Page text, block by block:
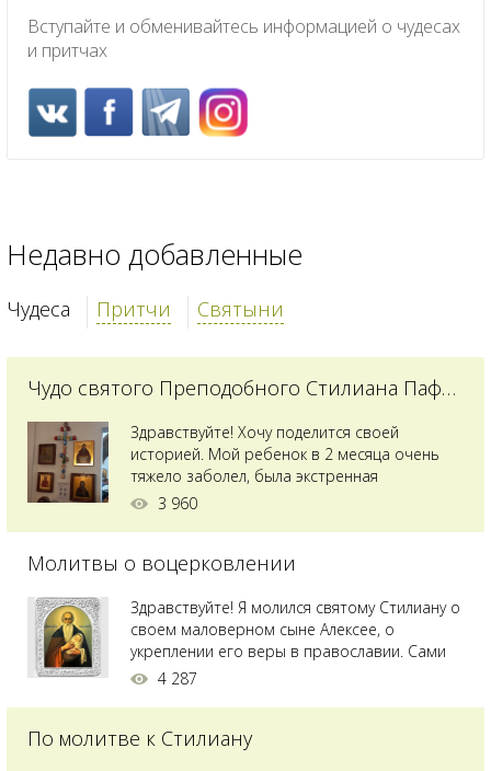
Вступайте и обменивайтесь информацией о чудесах
и притчах
Недавно добавленные
Чудеса Притчи Святыни
Чудо святого Преподобного Стилиана Пафлагонского
Здравствуйте! Хочу поделится своей
историей. Мой ребенок в 2 месяца очень
тяжело заболел, была экстренная
сложнейшая операция, состояние после
святого Владимира я увидела незнакомую
позже прочитав про него, узнала про
Преподобного...
3 960
Молитвы о воцерковлении
Здравствуйте! Я молился святому Стилиану о
своем маловерном сыне Алексее, о
укреплении его веры в православии. Сами
мы с супругой воцерковлены. Через год
вершину. Приложились к множеству святынь
4 287
По молитве к Стилиану